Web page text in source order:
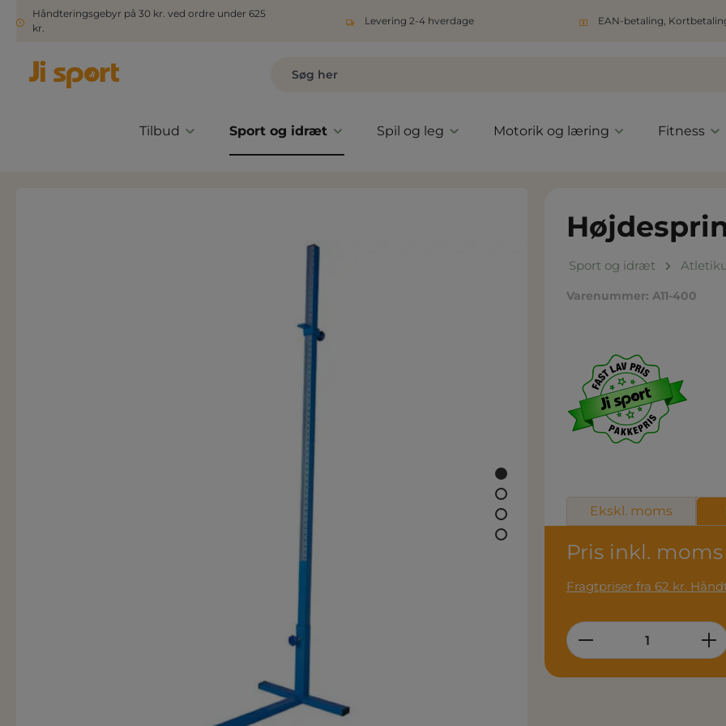
Håndteringsgebyr på 30 kr. ved ordre under 625
kr.
Levering 2-4 hverdage EAN-betaling,
Tilbud Sport og idræt Spil og leg Motorik og læring Fitness
Sport og idræt
Varenummer: A11-400
Pris inkl. moms
Ekskl. moms
Product